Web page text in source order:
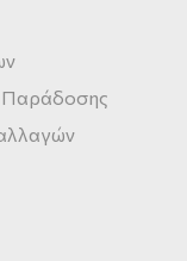
Παράδοσης